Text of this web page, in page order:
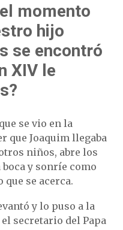
momento
hijo
se encontró
XIV le
se vio en la
que Joaquim llegaba
niños, abre los
y sonríe como
se acerca.
y lo puso a la
secretario del Papa